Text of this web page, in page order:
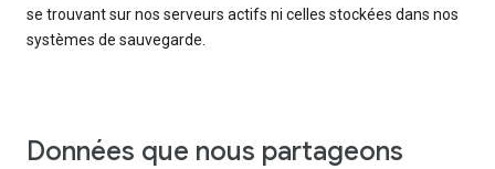
se trouvant sur nos serveurs actifs ni celles stockées dans nos
systèmes de sauvegarde.
Données que nous partageons